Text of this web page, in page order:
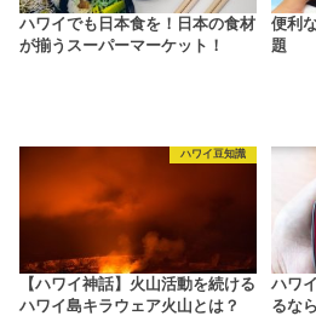
ハワイでも日本食を！日本の食材
が揃うスーパーマーケット！
便利
題
ハワイ豆知識
【ハワイ神話】火山活動を続ける
ハワイ島キラウェア火山とは？
ハワ
るな